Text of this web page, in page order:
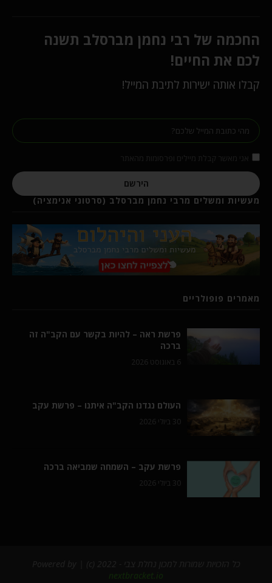
החכמה של רבי נחמן מברסלב תשנה
לכם את החיים!
קבלו אותה ישירות לתיבת המייל!
הירשם
מעשיות ומשלים מרבי נחמן מברסלב (סרטוני אנימציה)
מאמרים פופולריים
פרשת ראה – להיות בקשר עם הקב"ה זה
ברכה
6 באוגוסט 2026
העולם נגדנו הקב"ה איתנו – פרשת עקב
30 ביולי 2026
פרשת עקב – השמחה שמביאה ברכה
30 ביולי 2026
nextbracket.io